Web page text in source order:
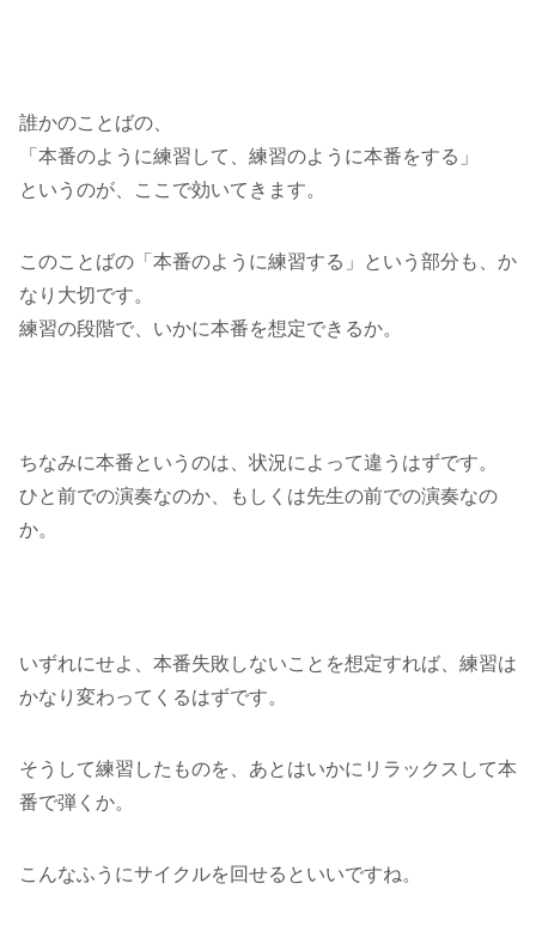
誰かのことばの、
「本番のように練習して、練習のように本番をする」
というのが、ここで効いてきます。
このことばの「本番のように練習する」という部分も、か
なり大切です。
練習の段階で、いかに本番を想定できるか。
ちなみに本番というのは、状況によって違うはずです。
ひと前での演奏なのか、もしくは先生の前での演奏なの
か。
いずれにせよ、本番失敗しないことを想定すれば、練習は
かなり変わってくるはずです。
そうして練習したものを、あとはいかにリラックスして本
番で弾くか。
こんなふうにサイクルを回せるといいですね。